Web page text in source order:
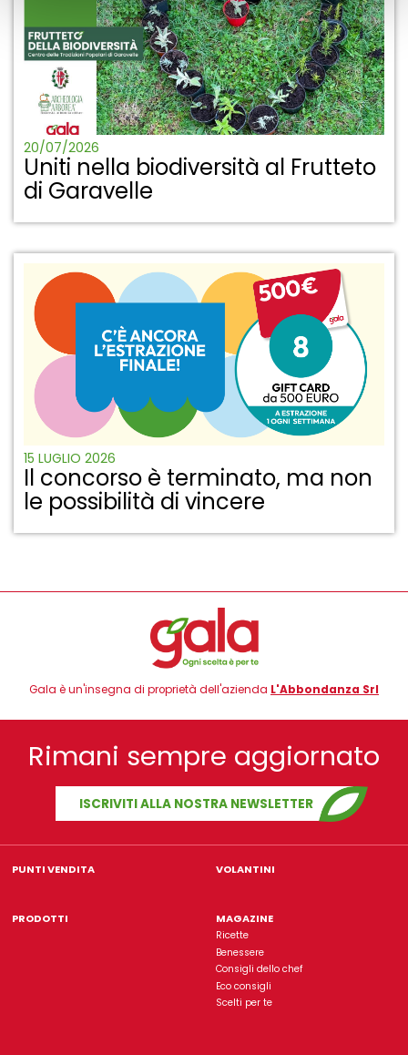
20/07/2026
Uniti nella biodiversità al Frutteto
di Garavelle
15 LUGLIO 2026
Il concorso è terminato, ma non
le possibilità di vincere